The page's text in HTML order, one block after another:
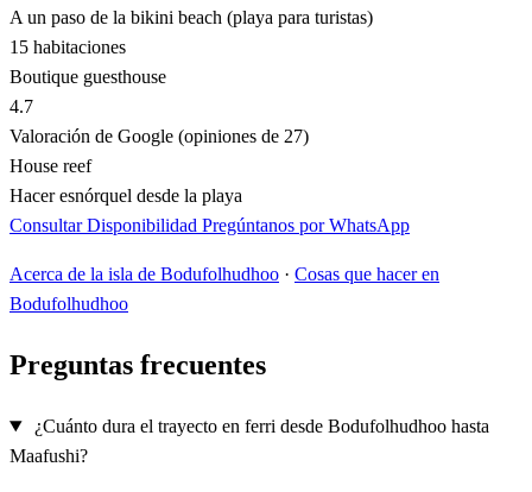
A un paso de la bikini beach (playa para turistas)
15 habitaciones
Boutique guesthouse
4.7
Valoración de Google (opiniones de 27)
House reef
Hacer esnórquel desde la playa
Consultar Disponibilidad Pregúntanos por WhatsApp
Acerca de la isla de Bodufolhudhoo · Cosas que hacer en
Bodufolhudhoo
Preguntas frecuentes
¿Cuánto dura el trayecto en ferri desde Bodufolhudhoo hasta
Maafushi?